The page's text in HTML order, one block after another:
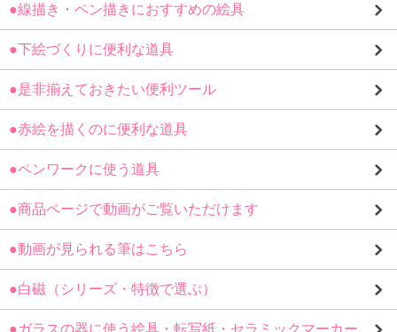
●線描き・ペン描きにおすすめの絵具
●下絵づくりに便利な道具
●是非揃えておきたい便利ツール
●赤絵を描くのに便利な道具
●ペンワークに使う道具
●商品ページで動画がご覧いただけます
●動画が見られる筆はこちら
●白磁（シリーズ・特徴で選ぶ）
●ガラスの器に使う絵具・転写紙・セラミックマーカー